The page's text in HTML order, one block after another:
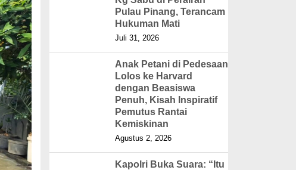
Pulau Pinang, Terancam
Hukuman Mati
Juli 31, 2026
Anak Petani di Pedesaan
Lolos ke Harvard
dengan Beasiswa
Penuh, Kisah Inspiratif
Pemutus Rantai
Kemiskinan
Agustus 2, 2026
Kapolri Buka Suara: “Itu